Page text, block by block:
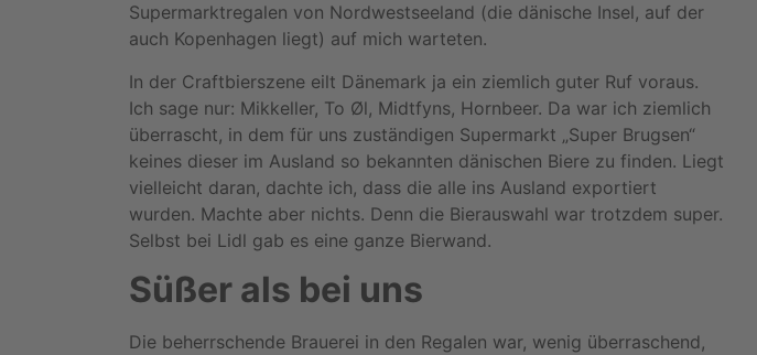
Supermarktregalen von Nordwestseeland (die dänische Insel, auf der
auch Kopenhagen liegt) auf mich warteten.
In der Craftbierszene eilt Dänemark ja ein ziemlich guter Ruf voraus.
Ich sage nur: Mikkeller, To Øl, Midtfyns, Hornbeer. Da war ich ziemlich
überrascht, in dem für uns zuständigen Supermarkt „Super Brugsen“
keines dieser im Ausland so bekannten dänischen Biere zu finden. Liegt
vielleicht daran, dachte ich, dass die alle ins Ausland exportiert
wurden. Machte aber nichts. Denn die Bierauswahl war trotzdem super.
Selbst bei Lidl gab es eine ganze Bierwand.
Süßer als bei uns
Die beherrschende Brauerei in den Regalen war, wenig überraschend,